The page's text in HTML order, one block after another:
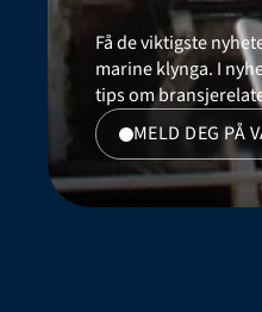
Få de viktigste
marine klynga. I
tips om
MELD DEG PÅ